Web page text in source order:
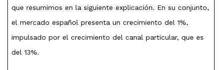
que resumimos en la siguiente explicación. En su conjunto,
el mercado español presenta un crecimiento del 1%,
impulsado por el crecimiento del canal particular, que es
del 13%.